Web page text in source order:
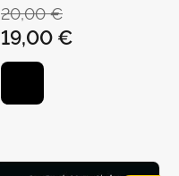
GRIMANTOS
20,00 €
19,00 €